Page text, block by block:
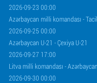
2026-09-23 00:00
Azərbaycan milli komandası -
2026-09-25 00:00
Azərbaycan U-21 - Çexiya U-21
2026-09-27 17:00
Litva milli komandası -
2026-09-30 00:00